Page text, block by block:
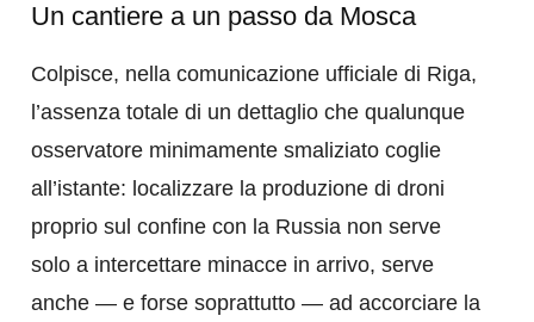
Un cantiere a un passo da Mosca
Colpisce, nella comunicazione ufficiale di Riga,
l’assenza totale di un dettaglio che qualunque
osservatore minimamente smaliziato coglie
all’istante: localizzare la produzione di droni
proprio sul confine con la Russia non serve
solo a intercettare minacce in arrivo, serve
anche — e forse soprattutto — ad accorciare la